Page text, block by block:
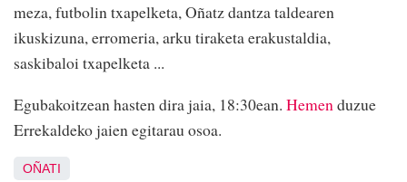
meza, futbolin txapelketa, Oñatz dantza taldearen
ikuskizuna, erromeria, arku tiraketa erakustaldia,
saskibaloi txapelketa ...
Egubakoitzean hasten dira jaia, 18:30ean. Hemenduzue
Errekaldeko jaien egitarau osoa.
OÑATI